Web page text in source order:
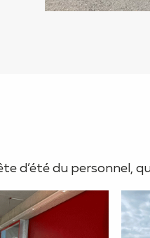
d’été du personnel,